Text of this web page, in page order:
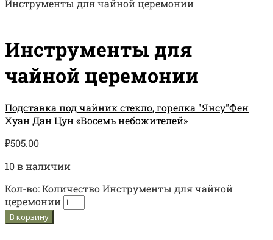
Инструменты для чайной церемонии
Инструменты для
чайной церемонии
Подставка под чайник стекло, горелка "Янсу"Фен
Хуан Дан Цун «Восемь небожителей»
₽505.00
10 в наличии
Кол-во:Количество Инструменты для чайной
церемонии
В корзину